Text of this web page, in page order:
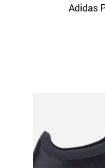
Adidas